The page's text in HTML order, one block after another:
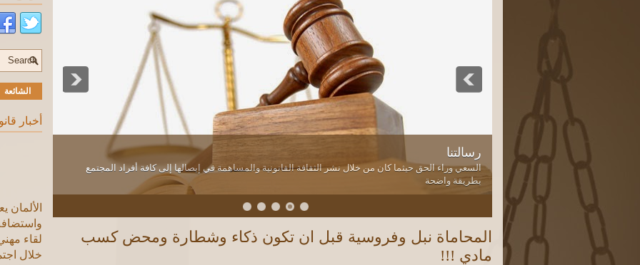
رسالتنا
السعي وراء الحق حيثما كان من خلال نشر الثقافة القانونية والمساهمة في إيصالها إلى كافة أفراد المجتمع
بطريقة واضحة
المحاماة نبل وفروسية قبل ان تكون ذكاء وشطارة ومحض كسب
مادي !!!
الشائعة
أخبار
الألمان
لقاء
خلال